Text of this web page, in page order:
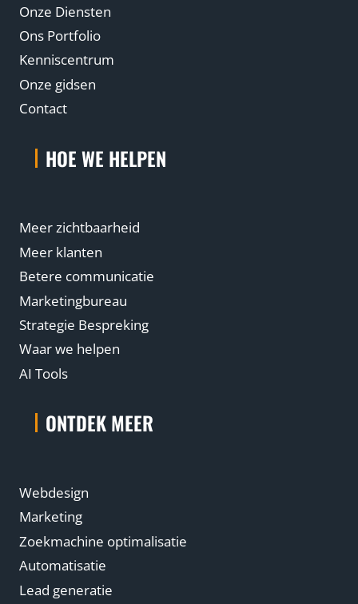
Onze Diensten
Ons Portfolio
Kenniscentrum
Onze gidsen
Contact
HOE WE HELPEN
Meer zichtbaarheid
Meer klanten
Betere communicatie
Marketingbureau
Strategie Bespreking
Waar we helpen
AI Tools
ONTDEK MEER
Webdesign
Marketing
Zoekmachine optimalisatie
Automatisatie
Lead generatie